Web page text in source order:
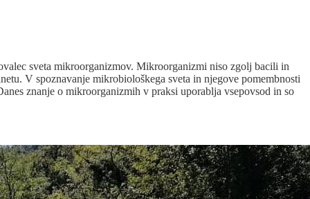
sveta mikroorganizmov. Mikroorganizmi niso zgolj bacili in
V spoznavanje mikrobiološkega sveta in njegove pomembnosti
znanje o mikroorganizmih v praksi uporablja vsepovsod in so